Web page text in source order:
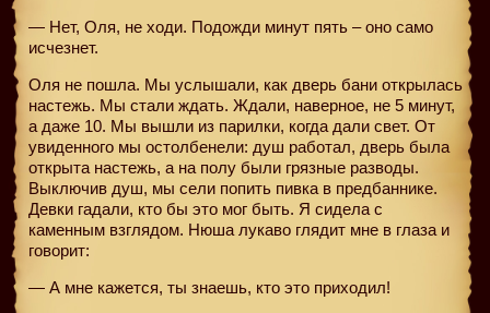
— Нет, Оля, не ходи. Подожди минут пять – оно само
исчезнет.
Оля не пошла. Мы услышали, как дверь бани открылась
настежь. Мы стали ждать. Ждали, наверное, не 5 минут,
а даже 10. Мы вышли из парилки, когда дали свет. От
увиденного мы остолбенели: душ работал, дверь была
открыта настежь, а на полу были грязные разводы.
Выключив душ, мы сели попить пивка в предбаннике.
Девки гадали, кто бы это мог быть. Я сидела с
каменным взглядом. Нюша лукаво глядит мне в глаза и
говорит:
— А мне кажется, ты знаешь, кто это приходил!